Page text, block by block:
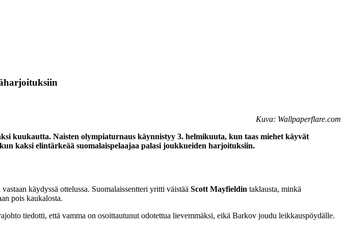
Kuva: Wallpaperflare.com
kuukautta. Naisten olympiaturnaus käynnistyy 3. helmikuuta, kun taas miehet käyvät
kaksi elintärkeää suomalaispelaajaa palasi joukkueiden harjoituksiin.
käydyssä ottelussa. Suomalaissentteri yritti väistää Scott Mayfieldin taklausta, minkä
pois kaukalosta.
tiedotti, että vamma on osoittautunut odotettua lievemmäksi, eikä Barkov joudu leikkauspöydälle.